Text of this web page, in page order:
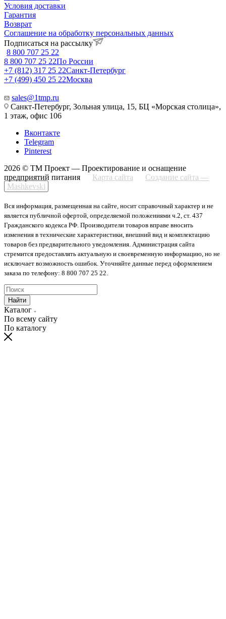
Условия доставки
Гарантия
Возврат
Соглашение на обработку персональных данных
Подписаться на рассылку
8 800 707 25 22
8 800 707 25 22По России
+7 (812) 317 25 22Санкт-Петербург
+7 (499) 450 25 22Москва
sales@1tmp.ru
Санкт-Петербург, Зольная улица, 15, БЦ «Морская столица»,
1 этаж, офис 106
Вконтакте
Telegram
Pinterest
2026 © ТМ Проект — Проектирование и оснащение
предприятий питания
Карта сайта
Создание сайта —
Mashkevski
Вся информация, размещенная на сайте, носит справочный характер и не
является публичной офертой, определяемой положениями ч.2, ст. 437
Гражданского кодекса РФ. Производители товаров вправе вносить
изменения в технические характеристики, внешний вид и комплектацию
товаров без предварительного уведомления. Администрация сайта
стремится предоставлять актуальную и своевременную информацию, но не
исключает возможность ошибок. Уточняйте данные перед оформлением
заказа по телефону: 8 800 707 25 22.
Найти
Каталог
По всему сайту
По каталогу